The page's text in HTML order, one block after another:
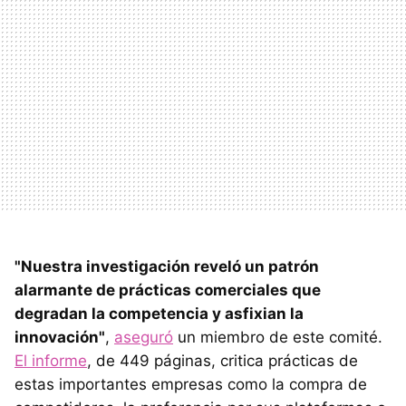
"Nuestra investigación reveló un patrón
alarmante de prácticas comerciales que
degradan la competencia y asfixian la
innovación", aseguró un miembro de este comité.
El informe, de 449 páginas, critica prácticas de
estas importantes empresas como la compra de